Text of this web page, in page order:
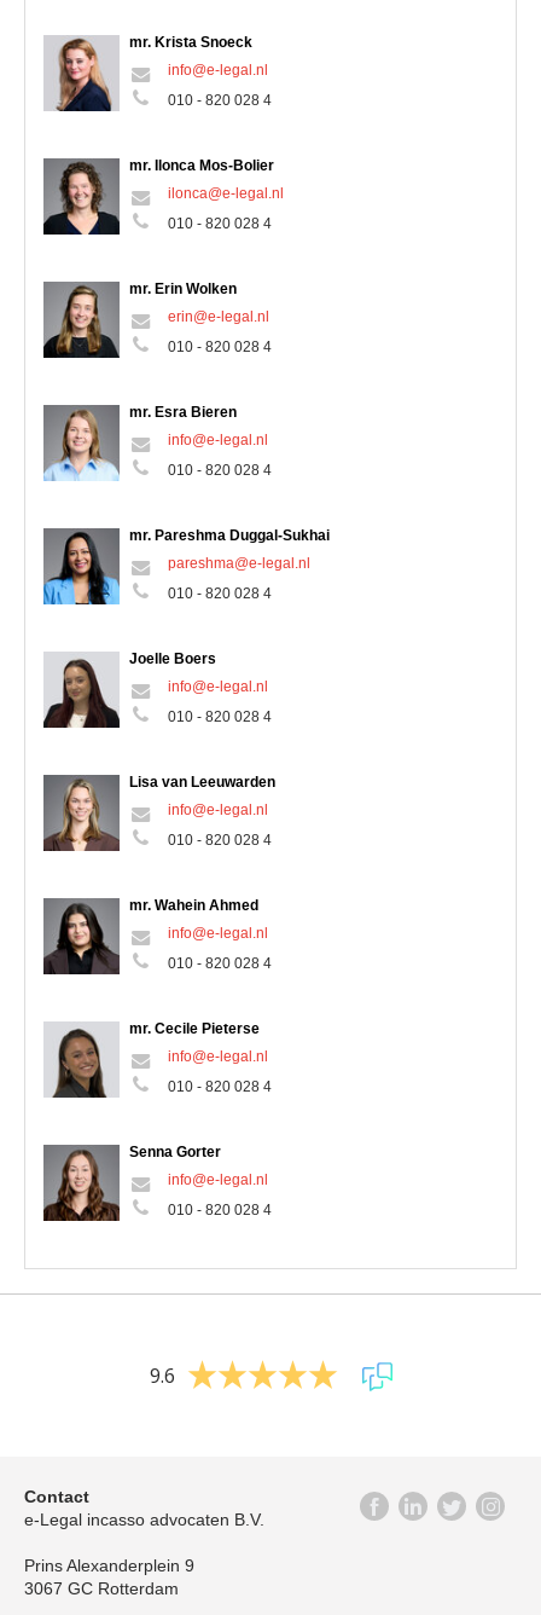
mr. Krista Snoeck
info@e-legal.nl
010 - 820 028 4
mr. Ilonca Mos-Bolier
ilonca@e-legal.nl
010 - 820 028 4
mr. Erin Wolken
erin@e-legal.nl
010 - 820 028 4
mr. Esra Bieren
info@e-legal.nl
010 - 820 028 4
mr. Pareshma Duggal-Sukhai
pareshma@e-legal.nl
010 - 820 028 4
Joelle Boers
info@e-legal.nl
010 - 820 028 4
Lisa van Leeuwarden
info@e-legal.nl
010 - 820 028 4
mr. Wahein Ahmed
info@e-legal.nl
010 - 820 028 4
mr. Cecile Pieterse
info@e-legal.nl
010 - 820 028 4
Senna Gorter
info@e-legal.nl
010 - 820 028 4
9.6
Contact
e-Legal incasso advocaten B.V.
Prins Alexanderplein 9
3067 GC Rotterdam